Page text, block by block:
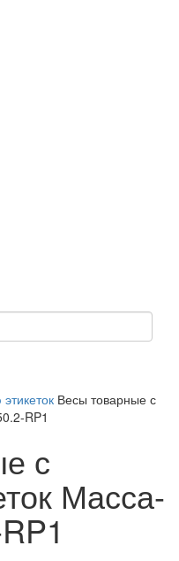
Весы товарные с
RP1
с
Масса-